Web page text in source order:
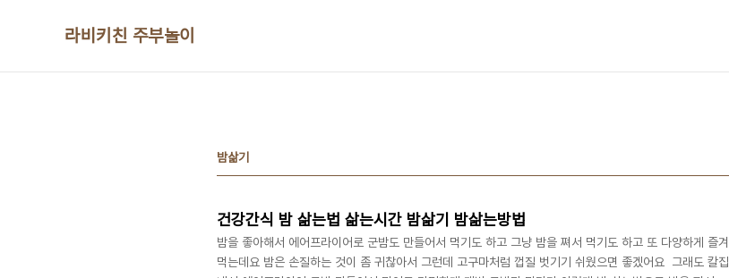
라비키친 주부놀이
밤삶기
건강간식 밤 삶는법 삶는시간 밤삶기 밤삶는방법
밤을 좋아해서 에어프라이어로 군밤도 만들어서 먹기도 하고 그냥 밤을 쪄서 먹기도 하고 또 다양하게 즐겨
먹는데요 밤은 손질하는 것이 좀 귀찮아서 그런데 고구마처럼 껍질 벗기기 쉬웠으면 좋겠어요 ​ 그래도 칼집